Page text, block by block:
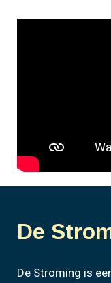
De
De Stroming is